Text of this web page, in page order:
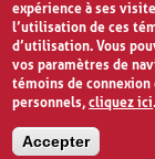
expérience à ses
l’utilisation de ces
d’utilisation. Vous
vos paramètres de
témoins de
personnels,cliquez ici.
Accepter